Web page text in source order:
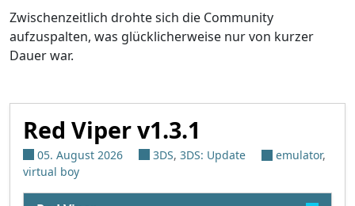
Zwischenzeitlich drohte sich die Community
aufzuspalten, was glücklicherweise nur von kurzer
Dauer war.
Red Viper v1.3.1
05. August 2026 3DS, 3DS: Update emulator,
virtual boy